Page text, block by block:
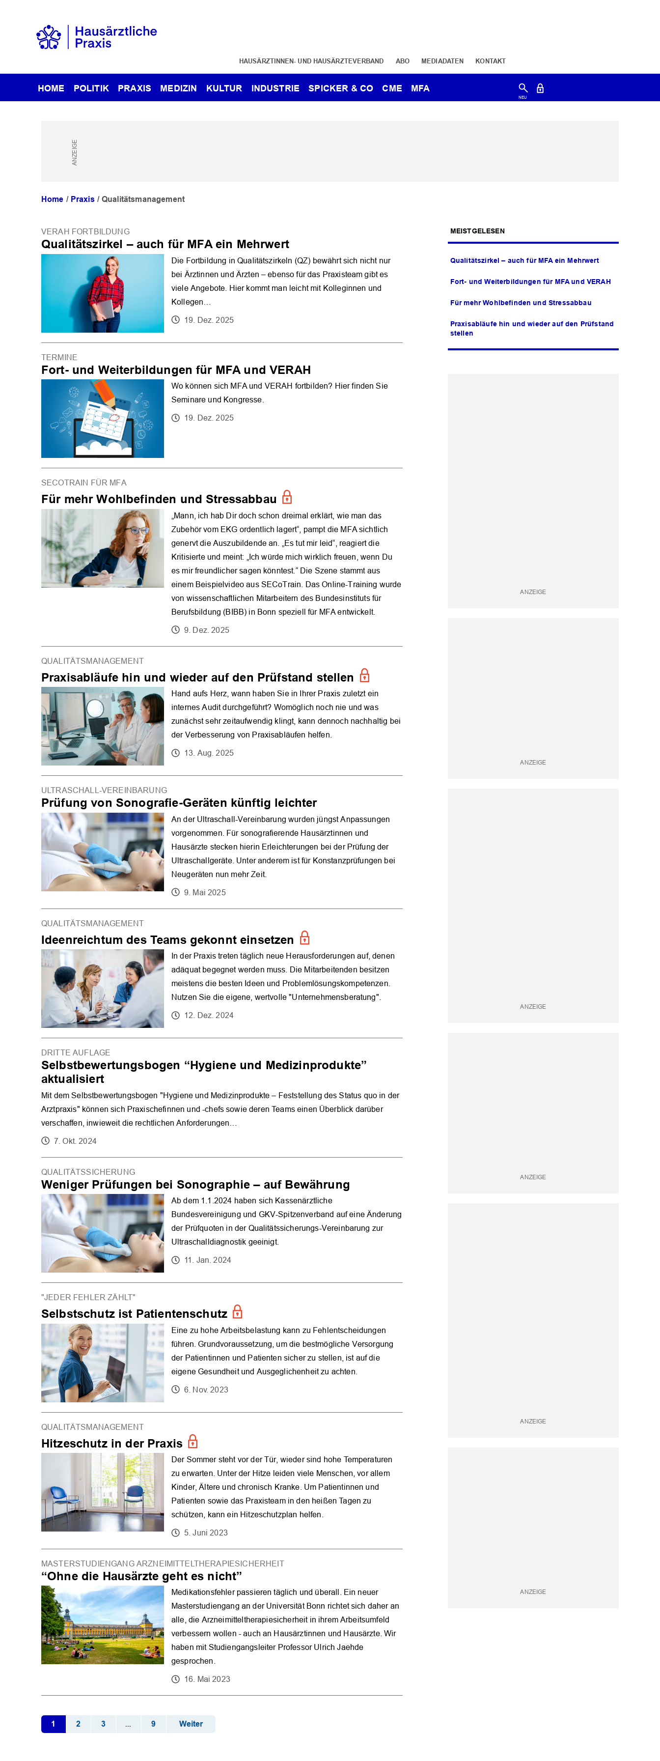
HAUSÄRZTINNEN- UND HAUSÄRZTEVERBAND ABO MEDIADATEN KONTAKT
HOME POLITIK PRAXIS MEDIZIN KULTUR INDUSTRIE SPICKER & CO CME MFA
Home Praxis Qualitätsmanagement
MEISTGELESEN
Qualitätszirkel – auch für MFA ein Mehrwert
Fort- und Weiterbildungen für MFA und VERAH
Für mehr Wohlbefinden und Stressabbau
Praxisabläufe hin und wieder auf den Prüfstand
stellen
VERAH FORTBILDUNG
Qualitätszirkel – auch für MFA ein Mehrwert
Die Fortbildung in Qualitätszirkeln (QZ) bewährt sich nicht nur
bei Ärztinnen und Ärzten – ebenso für das Praxisteam gibt es
viele Angebote. Hier kommt man leicht mit Kolleginnen und
Kollegen…
19. Dez. 2025
TERMINE
Fort- und Weiterbildungen für MFA und VERAH
Wo können sich MFA und VERAH fortbilden? Hier finden Sie
Seminare und Kongresse.
19. Dez. 2025
SECOTRAIN FÜR MFA
Für mehr Wohlbefinden und Stressabbau
„Mann, ich hab Dir doch schon dreimal erklärt, wie man das
Zubehör vom EKG ordentlich lagert“, pampt die MFA sichtlich
genervt die Auszubildende an. „Es tut mir leid“, reagiert die
Kritisierte und meint: „Ich würde mich wirklich freuen, wenn Du
es mir freundlicher sagen könntest.“ Die Szene stammt aus
einem Beispielvideo aus SECoTrain. Das Online-Training wurde
von wissenschaftlichen Mitarbeitern des Bundesinstituts für
Berufsbildung (BIBB) in Bonn speziell für MFA entwickelt.
9. Dez. 2025
QUALITÄTSMANAGEMENT
Praxisabläufe hin und wieder auf den Prüfstand stellen
Hand aufs Herz, wann haben Sie in Ihrer Praxis zuletzt ein
internes Audit durchgeführt? Womöglich noch nie und was
zunächst sehr zeitaufwendig klingt, kann dennoch nachhaltig bei
der Verbesserung von Praxisabläufen helfen.
13. Aug. 2025
ULTRASCHALL-VEREINBARUNG
Prüfung von Sonografie-Geräten künftig leichter
An der Ultraschall-Vereinbarung wurden jüngst Anpassungen
vorgenommen. Für sonografierende Hausärztinnen und
Hausärzte stecken hierin Erleichterungen bei der Prüfung der
Ultraschallgeräte. Unter anderem ist für Konstanzprüfungen bei
Neugeräten nun mehr Zeit.
9. Mai 2025
QUALITÄTSMANAGEMENT
Ideenreichtum des Teams gekonnt einsetzen
In der Praxis treten täglich neue Herausforderungen auf, denen
adäquat begegnet werden muss. Die Mitarbeitenden besitzen
meistens die besten Ideen und Problemlösungskompetenzen.
Nutzen Sie die eigene, wertvolle "Unternehmensberatung".
12. Dez. 2024
DRITTE AUFLAGE
Selbstbewertungsbogen “Hygiene und Medizinprodukte”
aktualisiert
Mit dem Selbstbewertungsbogen "Hygiene und Medizinprodukte – Feststellung des Status quo in der
Arztpraxis" können sich Praxischefinnen und -chefs sowie deren Teams einen Überblick darüber
verschaffen, inwieweit die rechtlichen Anforderungen…
7. Okt. 2024
QUALITÄTSSICHERUNG
Weniger Prüfungen bei Sonographie – auf Bewährung
Ab dem 1.1.2024 haben sich Kassenärztliche
Bundesvereinigung und GKV-Spitzenverband auf eine Änderung
der Prüfquoten in der Qualitätssicherungs-Vereinbarung zur
Ultraschalldiagnostik geeinigt.
11. Jan. 2024
"JEDER FEHLER ZÄHLT"
Selbstschutz ist Patientenschutz
Eine zu hohe Arbeitsbelastung kann zu Fehlentscheidungen
führen. Grundvoraussetzung, um die bestmögliche Versorgung
der Patientinnen und Patienten sicher zu stellen, ist auf die
eigene Gesundheit und Ausgeglichenheit zu achten.
6. Nov. 2023
QUALITÄTSMANAGEMENT
Hitzeschutz in der Praxis
Der Sommer steht vor der Tür, wieder sind hohe Temperaturen
zu erwarten. Unter der Hitze leiden viele Menschen, vor allem
Kinder, Ältere und chronisch Kranke. Um Patientinnen und
Patienten sowie das Praxisteam in den heißen Tagen zu
schützen, kann ein Hitzeschutzplan helfen.
5. Juni 2023
MASTERSTUDIENGANG ARZNEIMITTELTHERAPIESICHERHEIT
“Ohne die Hausärzte geht es nicht”
Medikationsfehler passieren täglich und überall. Ein neuer
Masterstudiengang an der Universität Bonn richtet sich daher an
alle, die Arzneimitteltherapiesicherheit in ihrem Arbeitsumfeld
verbessern wollen - auch an Hausärztinnen und Hausärzte. Wir
haben mit Studiengangsleiter Professor Ulrich Jaehde
gesprochen.
16. Mai 2023
1 2 3 ... 9 Weiter